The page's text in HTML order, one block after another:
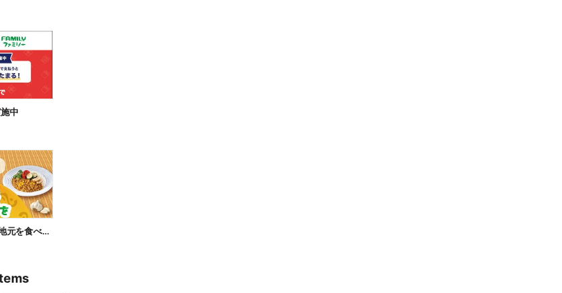
中
野菜をカレーでおいしく地元を食べ尽くそうキャンペーン